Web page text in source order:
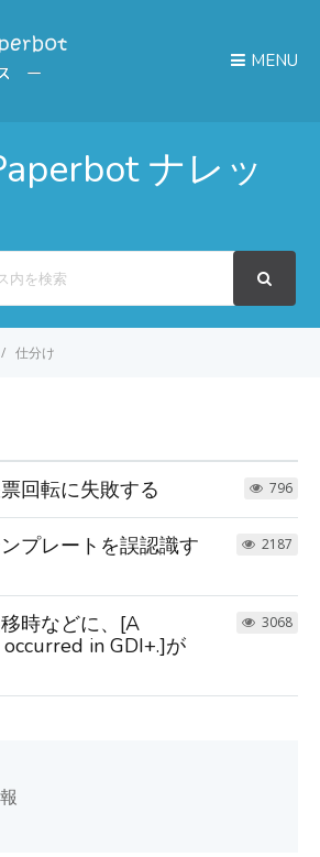
MENU
ナレッ
仕分け
回転に失敗する 796
プレートを誤認識す
2187
時などに、[A
in GDI+.]が
3068